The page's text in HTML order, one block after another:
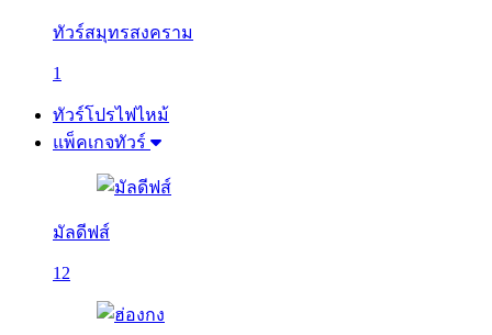
ทัวร์สมุทรสงคราม
1
ทัวร์โปรไฟไหม้
แพ็คเกจทัวร์
มัลดีฟส์
12